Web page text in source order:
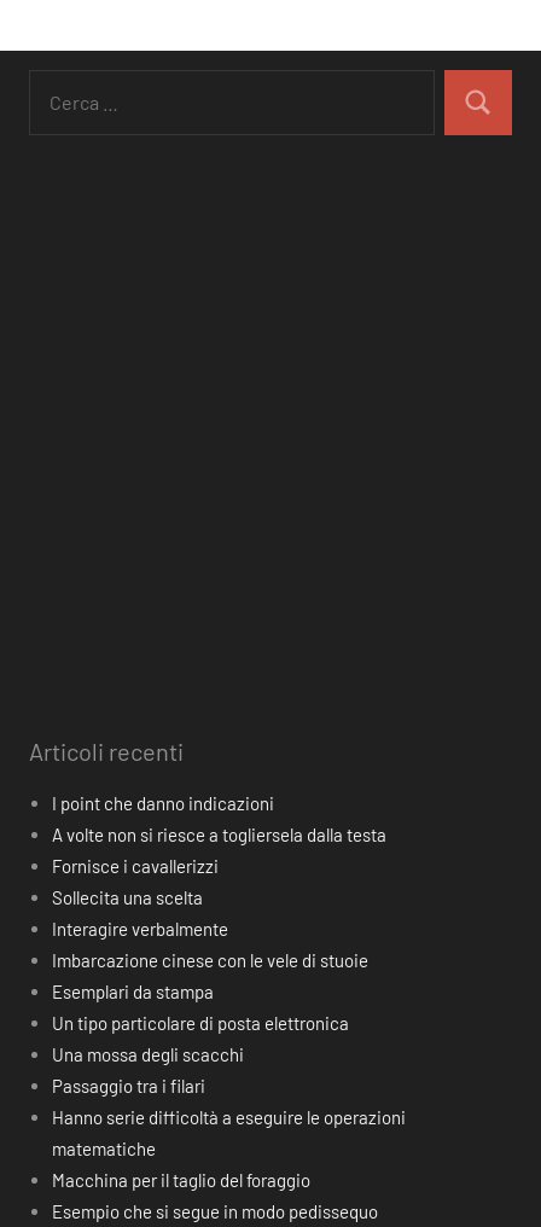
Articoli recenti
I point che danno indicazioni
A volte non si riesce a togliersela dalla testa
Fornisce i cavallerizzi
Sollecita una scelta
Interagire verbalmente
Imbarcazione cinese con le vele di stuoie
Esemplari da stampa
Un tipo particolare di posta elettronica
Una mossa degli scacchi
Passaggio tra i filari
Hanno serie difficoltà a eseguire le operazioni
matematiche
Macchina per il taglio del foraggio
Esempio che si segue in modo pedissequo